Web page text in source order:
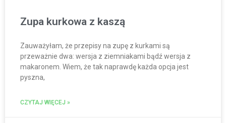
Zupa kurkowa z kaszą
Zauważyłam, że przepisy na zupę z kurkami są
przeważnie dwa: wersja z ziemniakami bądź wersja z
makaronem. Wiem, że tak naprawdę każda opcja jest
pyszna,
CZYTAJ WIĘCEJ »